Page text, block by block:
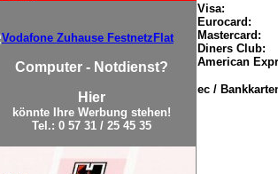
Computer - Notdienst?
Hier
könnte Ihre Werbung stehen!
Tel.: 0 57 31 / 25 45 35
Visa:
Eurocard:
Mastercard:
Diners Club:
American
ec /